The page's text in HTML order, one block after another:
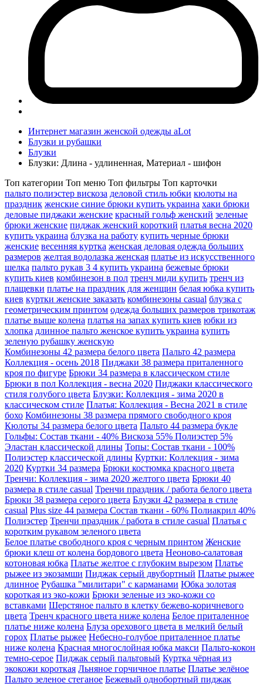
Интернет магазин женской одежды aLot
Блузки и рубашки
Блузки
Блузки: Длина - удлиненная, Материал - шифон
Топ категории Топ меню Топ фильтры Топ карточки
пальто полиэстер вискоза деловой стиль юбки кюлоты на
праздник женские синие брюки купить украина хаки брюки
деловые пиджаки женские красный гольф женский зеленые
брюки женские пиджак женский короткий платья весна 2020
купить украина блузка на работу купить черные брюки
женские весенняя куртка женская деловая одежда больших
размеров желтая водолазка женская платье из искусственного
шелка пальто рукав 3 4 купить украина бежевые брюки
купить киев комбинезон в пол тренч миди купить тренч из
плащевки платье на праздник для женщин белая юбка купить
киев куртки женские заказать комбинезоны casual блузка с
геометрическим принтом одежда больших размеров трикотаж
платье выше колена платья на запах купить киев юбки из
хлопка длинное пальто женское купить украина купить
зеленую рубашку женскую
Комбинезоны 42 размера белого цвета Пальто 42 размера
Коллекция - осень 2018 Пиджаки 38 размера приталенного
кроя по фигуре Брюки 34 размера в классическом стиле
Брюки в пол Коллекция - весна 2020 Пиджаки классического
стиля голубого цвета Блузки: Коллекция - зима 2020 в
классическом стиле Платья: Коллекция - Весна 2021 в стиле
бохо Комбинезоны 38 размера прямого свободного кроя
Кюлоты 34 размера белого цвета Пальто 44 размера букле
Гольфы: Состав ткани - 40% Вискоза 55% Полиэстер 5%
Эластан классической длины Топы: Состав ткани - 100%
Полиэстер классической длины Куртки: Коллекция - зима
2020 Куртки 34 размера Брюки костюмка красного цвета
Тренчи: Коллекция - зима 2020 желтого цвета Брюки 40
размера в стиле casual Тренчи праздник / работа белого цвета
Брюки 38 размера серого цвета Блузки 42 размера в стиле
casual Plus size 44 размера Состав ткани - 60% Полиакрил 40%
Полиэстер Тренчи праздник / работа в стиле casual Платья с
коротким рукавом зеленого цвета
Белое платье свободного кроя с черным принтом Женские
брюки клеш от колена бордового цвета Неоново-салатовая
котоновая юбка Платье желтое с глубоким вырезом Платье
рыжее из экозамши Пиджак серый двубортный Платье рыжее
длинное Рубашка "милитари" с карманами Юбка золотая
короткая из эко-кожи Брюки зеленые из эко-кожи со
вставками Шерстяное пальто в клетку бежево-коричневого
цвета Тренч красного цвета ниже колена Белое приталенное
платье ниже колена Блуза орехового цвета в мелкий белый
горох Платье рыжее Небесно-голубое приталенное платье
ниже колена Красная многослойная юбка макси Пальто-кокон
темно-серое Пиджак серый пальтовый Куртка чёрная из
экокожи короткая Льняное горчичное платье Платье зелёное
Пальто зеленое стеганое Бежевый однобортный пиджак